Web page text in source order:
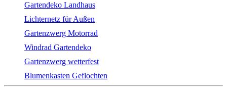
Gartendeko Landhaus
Lichternetz für Außen
Gartenzwerg Motorrad
Windrad Gartendeko
Gartenzwerg wetterfest
Blumenkasten Geflochten